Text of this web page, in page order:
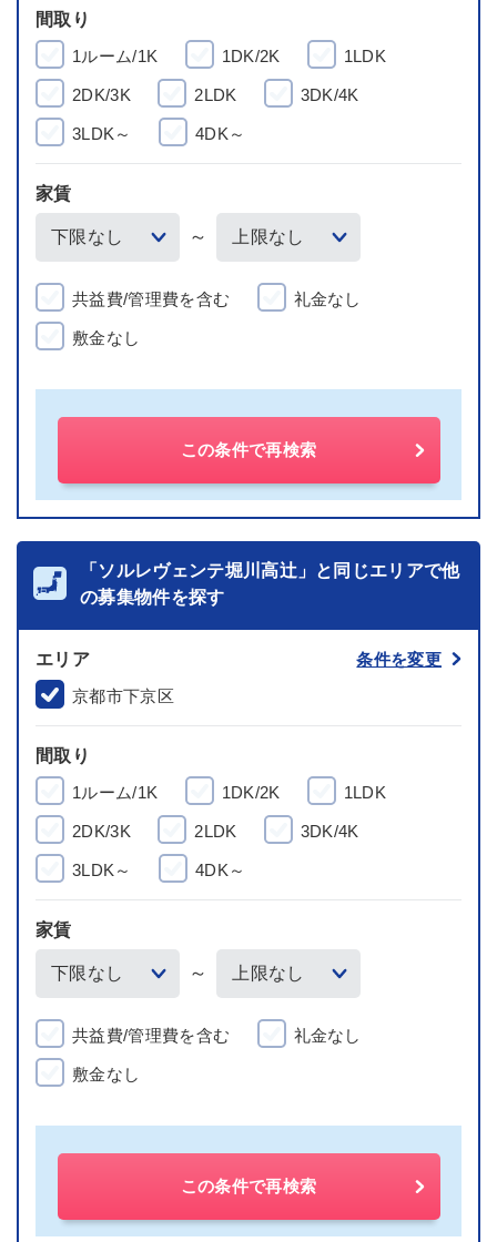
間取り
1ルーム/1K
1DK/2K 1LDK
2DK/3K 2LDK 3DK/4K
3LDK～ 4DK～
家賃
～
共益費/管理費を含む 礼金なし
敷金なし
この条件で再検索
「ソルレヴェンテ堀川高辻」と同じエリアで他
の募集物件を探す
エリア
条件を変更
京都市下京区
間取り
1ルーム/1K
1DK/2K 1LDK
2DK/3K 2LDK 3DK/4K
3LDK～ 4DK～
家賃
～
共益費/管理費を含む 礼金なし
敷金なし
この条件で再検索